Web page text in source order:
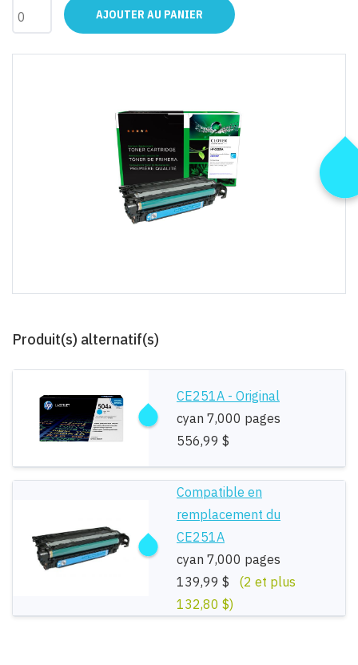
AJOUTER AU PANIER
Produit(s) alternatif(s)
CE251A - Original
cyan 7,000 pages
556,99 $
Compatible en
remplacement du
CE251A
cyan 7,000 pages
139,99 $
(2 et plus
132,80 $)